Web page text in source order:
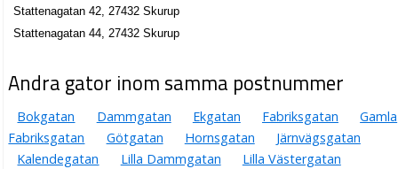
Stattenagatan 42, 27432 Skurup
Stattenagatan 44, 27432 Skurup
Andra gator inom samma postnummer
Bokgatan Dammgatan Ekgatan Fabriksgatan
Gamla
Fabriksgatan
Götgatan Hornsgatan
Järnvägsgatan
Kalendegatan
Lilla Dammgatan
Lilla Västergatan